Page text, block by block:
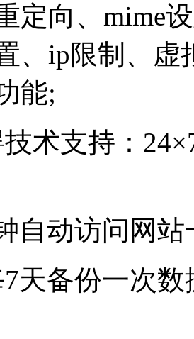
定向、mime
、ip限制、虚
能;
术支持：
自动访问网
天备份一次